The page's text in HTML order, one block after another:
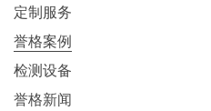
定制服务
誉格案例
检测设备
誉格新闻